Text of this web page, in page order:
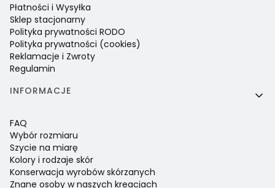
Płatności i Wysyłka
Sklep stacjonarny
Polityka prywatności RODO
Polityka prywatności (cookies)
Reklamacje i Zwroty
Regulamin
INFORMACJE
FAQ
Wybór rozmiaru
Szycie na miarę
Kolory i rodzaje skór
Konserwacja wyrobów skórzanych
Znane osoby w naszych kreacjach